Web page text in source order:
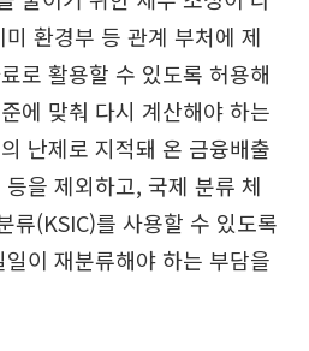
환경부 등 관계 부처에 제
로 활용할 수 있도록 허용해
에 맞춰 다시 계산해야 하는
난제로 지적돼 온 금융배출
을 제외하고, 국제 분류 체
류(KSIC)를 사용할 수 있도록
이 재분류해야 하는 부담을